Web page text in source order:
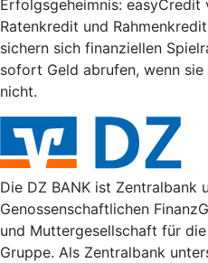
Erfolgsgeheimnis:
Ratenkredit und
sichern sich finanziellen
sofort Geld abrufen, wenn
nicht.
Die DZ BANK ist Zentralbank
Genossenschaftlichen
und Muttergesellschaft für
Gruppe. Als Zentralbank